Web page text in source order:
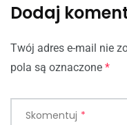
Dodaj
Twój adres e-mail nie
pola są oznaczone *
Skomentuj *